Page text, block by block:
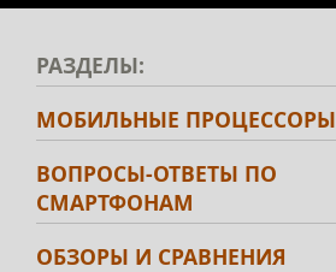
РАЗДЕЛЫ:
МОБИЛЬНЫЕ ПРОЦЕССОРЫ
ВОПРОСЫ-ОТВЕТЫ ПО
СМАРТФОНАМ
ОБЗОРЫ И СРАВНЕНИЯ